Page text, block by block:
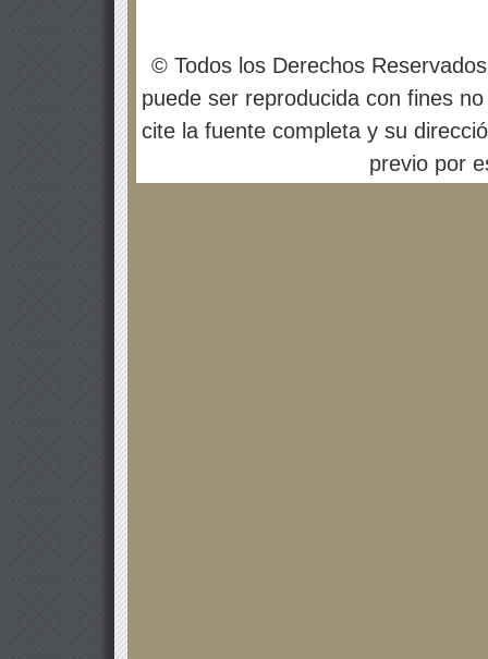
© Todos los Derechos
puede ser reproducida con fines
cite la fuente completa y su
previo por